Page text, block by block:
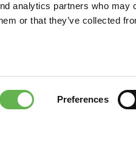
analytics partners who may
or that they’ve collected
Preferences